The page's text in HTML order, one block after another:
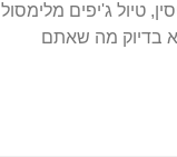
טיול ג'יפים מלימסול
בדיוק מה שאתם